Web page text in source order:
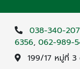
038-340-
6356, 062-989-
199/17 หมู่ที่ 3